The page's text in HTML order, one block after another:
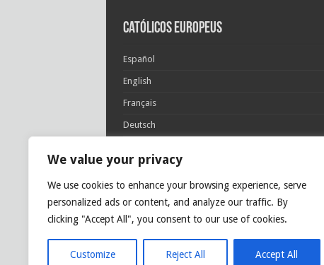
We value your privacy
We use cookies to enhance your browsing experience, serve
personalized ads or content, and analyze our traffic. By
clicking "Accept All", you consent to our use of cookies.
Customize Reject All Accept All
Católicos Europeus
Español
English
Français
Deutsch
Português
Polski
Glória Patri, et Fílio, et Spirítui Sancto. Sicut erat in
princípio, et nunc et semper et in sǽcula
sæculórum. Amen.